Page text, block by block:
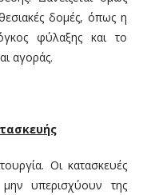
δομές, όπως η
φύλαξης και το
αγοράς.
Οι κατασκευές
μην υπερισχύουν της